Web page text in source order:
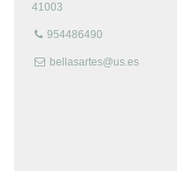
41003
954486490
bellasartes@us.es